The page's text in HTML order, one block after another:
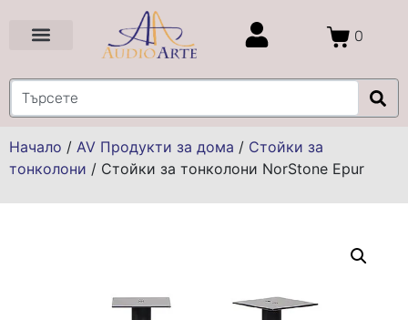
0
Начало / AV Продукти за дома / Стойки за
тонколони / Стойки за тонколони NorStone Epur